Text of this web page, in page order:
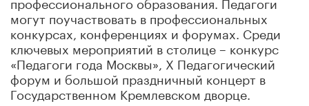
могут поучаствовать в профессиональных
конкурсах, конференциях и форумах. Среди
ключевых мероприятий в столице – конкурс
«Педагоги года Москвы», X Педагогический
форум и большой праздничный концерт в
Государственном Кремлевском дворце.